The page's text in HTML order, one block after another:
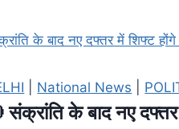
National News
संक्रांति के बाद नए दफ्तर